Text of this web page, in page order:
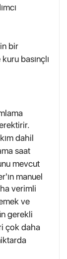
bir
basınçlı
dahil
saat
mevcut
manuel
verimli
ve
gerekli
çok daha